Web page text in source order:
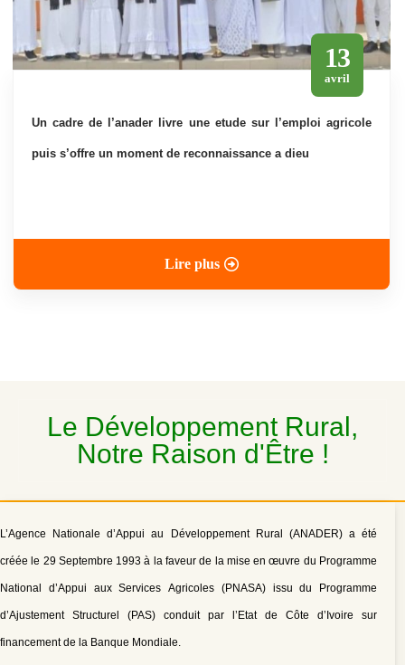
13
avril
un cadre de l’anader livre une etude sur l’emploi agricole
puis s’offre un moment de reconnaissance a dieu
Lire plus
Le Développement Rural,
Notre Raison d'Être !
L’Agence Nationale d’Appui au Développement Rural (ANADER) a été
créée le 29 Septembre 1993 à la faveur de la mise en œuvre du Programme
National d’Appui aux Services Agricoles (PNASA) issu du Programme
d’Ajustement Structurel (PAS) conduit par l’Etat de Côte d’Ivoire sur
financement de la Banque Mondiale.